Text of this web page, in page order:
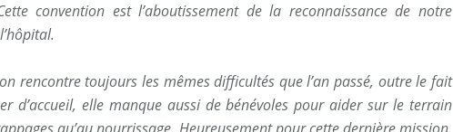
convention est l’aboutissement de la reconnaissance de notre
rencontre toujours les mêmes difficultés que l’an passé, outre le fait
d’accueil, elle manque aussi de bénévoles pour aider sur le terrain